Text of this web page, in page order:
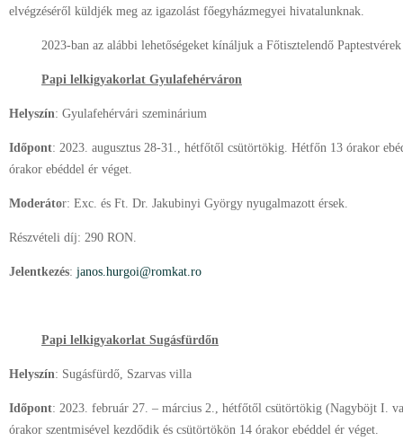
elvégzéséről küldjék meg az igazolást főegyházmegyei hivatalunknak.
2023-ban az alábbi lehetőségeket kínáljuk a Főtisztelendő Paptestvérek
Papi lelkigyakorlat Gyulafehérváron
Helyszín: Gyulafehérvári szeminárium
Időpont: 2023. augusztus 28-31., hétfőtől csütörtökig. Hétfőn 13 órakor
órakor ebéddel ér véget.
Moderátor: Exc. és Ft. Dr. Jakubinyi György nyugalmazott érsek.
Részvételi díj: 290 RON.
Jelentkezés: janos.hurgoi@romkat.ro
Papi lelkigyakorlat Sugásfürdőn
Helyszín: Sugásfürdő, Szarvas villa
Időpont: 2023. február 27. – március 2., hétfőtől csütörtökig (Nagyböjt I.
órakor szentmisével kezdődik és csütörtökön 14 órakor ebéddel ér véget.